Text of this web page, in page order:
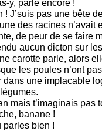
y, parle encore !
! J’suis pas une bête
des racines n’avait
de peur de se faire
aucun dicton sur
carotte parle, alors
les poules n’ont
dans une implacable
mais t’imaginais pas
banane !
parles bien !